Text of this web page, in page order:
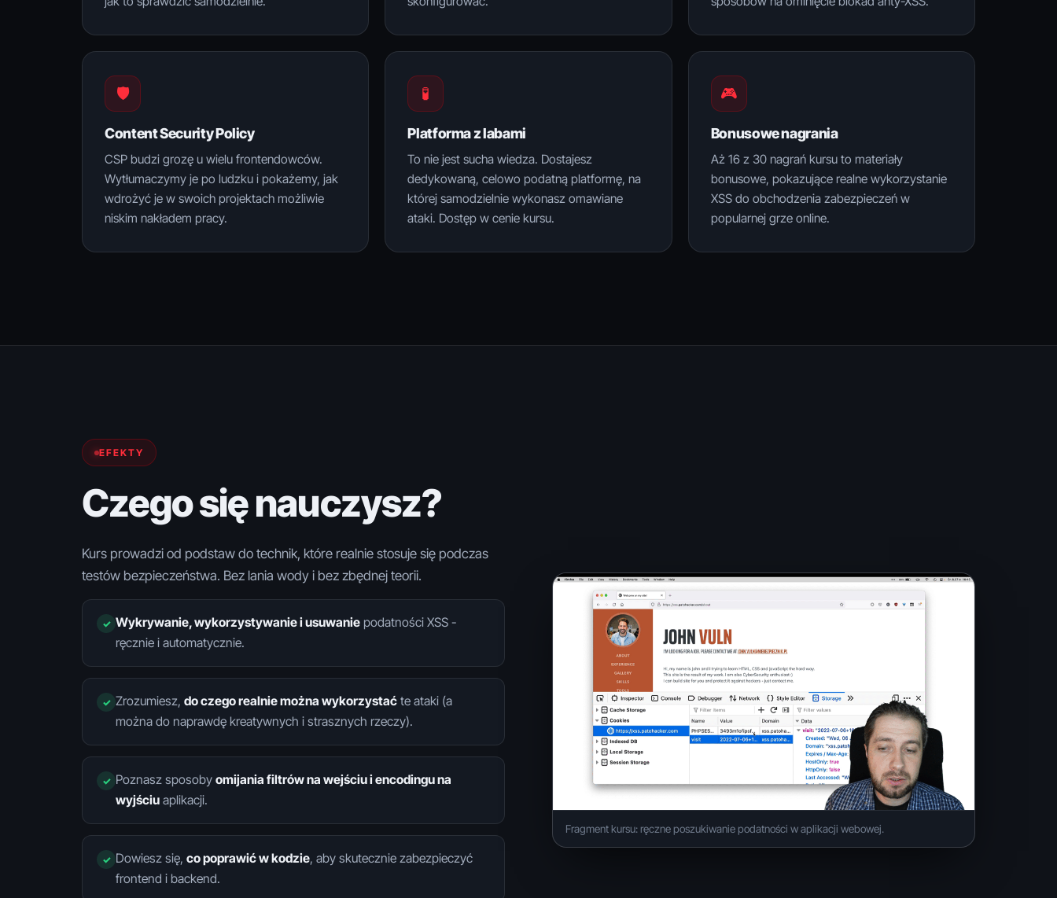
🛡️
Content Security Policy
CSP budzi grozę u wielu frontendowców.
Wytłumaczymy je po ludzku i pokażemy, jak
wdrożyć je w swoich projektach możliwie
niskim nakładem pracy.
🧪
Platforma z labami
To nie jest sucha wiedza. Dostajesz
dedykowaną, celowo podatną platformę, na
której samodzielnie wykonasz omawiane
ataki. Dostęp w cenie kursu.
🎮
Bonusowe nagrania
Aż 16 z 30 nagrań kursu to materiały
bonusowe, pokazujące realne wykorzystanie
XSS do obchodzenia zabezpieczeń w
popularnej grze online.
EFEKTY
Czego się nauczysz?
Kurs prowadzi od podstaw do technik, które realnie stosuje się podczas
testów bezpieczeństwa. Bez lania wody i bez zbędnej teorii.
Wykrywanie, wykorzystywanie i usuwanie podatności XSS -
ręcznie i automatycznie.
Zrozumiesz, do czego realnie można wykorzystać te ataki (a
można do naprawdę kreatywnych i strasznych rzeczy).
Poznasz sposoby omijania filtrów na wejściu i encodingu na
wyjściu aplikacji.
Dowiesz się, co poprawić w kodzie, aby skutecznie zabezpieczyć
frontend i backend.
Fragment kursu: ręczne poszukiwanie podatności w aplikacji webowej.